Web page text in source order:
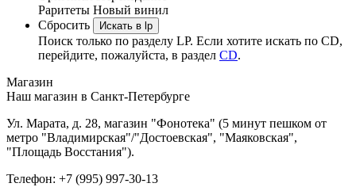
Раритеты Новый винил
Сбросить
Искать в lp
Поиск только по разделу LP. Если хотите искать по CD,
перейдите, пожалуйста, в раздел CD.
Магазин
Наш магазин в Санкт-Петербурге
Ул. Марата, д. 28, магазин "Фонотека" (5 минут пешком от
метро "Владимирская"/"Достоевская", "Маяковская",
"Площадь Восстания").
Телефон: +7 (995) 997-30-13